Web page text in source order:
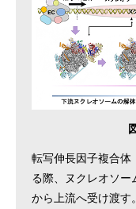
転写伸長因子複合体
る際、ヌクレオソー
から上流へ受け渡す